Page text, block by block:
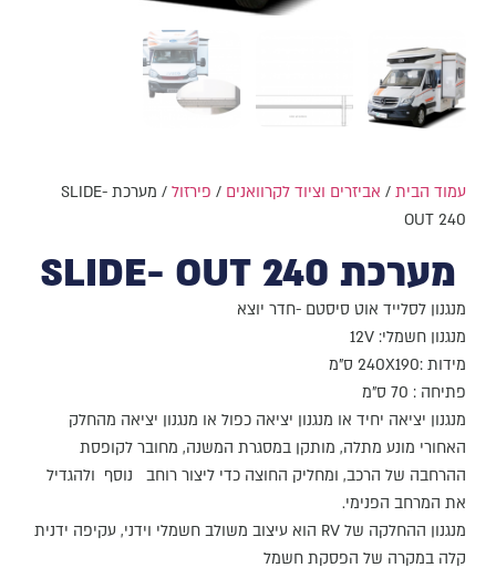
עמוד הבית/ אביזרים וציוד לקרוואנים / פירזול
/ מערכת SLIDE-
OUT 240
מערכת SLIDE- OUT 240
מנגנון לסלייד אוט סיסטם -חדר יוצא
מנגנון חשמלי: 12V
מידות :240X190 ס"מ
פתיחה : 70 ס"מ
מנגנון יציאה יחיד או מנגנון יציאה כפול או מנגנון יציאה מהחלק
האחורי מונע מתלה, מותקן במסגרת המשנה, מחובר לקופסת
ההרחבה של הרכב, ומחליק החוצה כדי ליצור רוחב נוסף ולהגדיל
את המרחב הפנימי.
מנגנון ההחלקה של RV הוא עיצוב משולב חשמלי וידני, עקיפה ידנית
קלה במקרה של הפסקת חשמל